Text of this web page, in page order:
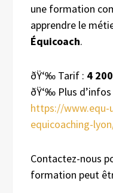
une formation
apprendre le
Équicoach.
ðŸ‘‰ Tarif : 4
ðŸ‘‰ Plus
https://
equicoaching-
Contactez-nous
formation peut